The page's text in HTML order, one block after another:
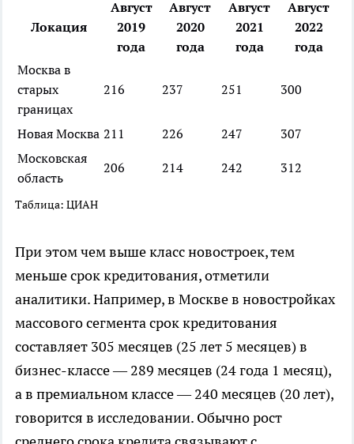
Локация
Август
2019
года
Август
2020
года
Август
2021
года
Август
2022
года
Москва в
старых
границах
216 237 251 300
Новая Москва 211 226 247
307
Московская
область
206 214 242 312
Таблица: ЦИАН
При этом чем выше класс новостроек, тем
меньше срок кредитования, отметили
аналитики. Например, в Москве в новостройках
массового сегмента срок кредитования
составляет 305 месяцев (25 лет 5 месяцев) в
бизнес-классе — 289 месяцев (24 года 1 месяц),
а в премиальном классе — 240 месяцев (20 лет),
говорится в исследовании. Обычно рост